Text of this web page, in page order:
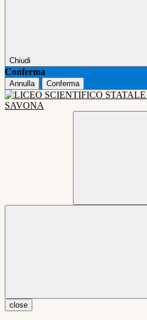
Chiudi
Conferma
Annulla Conferma
close